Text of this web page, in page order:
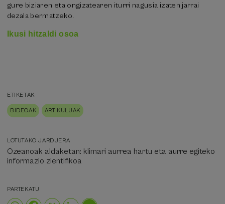
gure biziaren eta ongizatearen iturri nagusia izaten jarrai
dezala bermatzeko.
Ikusi hitzaldi osoa
ETIKETAK
BIDEOAK ARTIKULUAK
LOTUTAKO JARDUERA
Ozeanoak aldaketan: klimari aurrea hartu eta aurre egiteko
informazio zientifikoa
PARTEKATU